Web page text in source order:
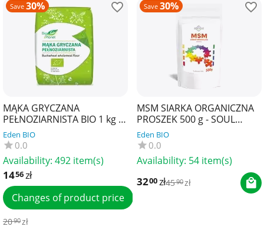
Save 30%
MĄKA GRYCZANA
PEŁNOZIARNISTA BIO 1 kg -
BIO PLANET
Eden BIO
0.0
Availability: 492 item(s)
1456zł
Changes of product price
2090zł
Save 30%
MSM SIARKA ORGANICZNA
PROSZEK 500 g - SOUL
FARM
Eden BIO
0.0
Availability: 54 item(s)
3200zł4590zł